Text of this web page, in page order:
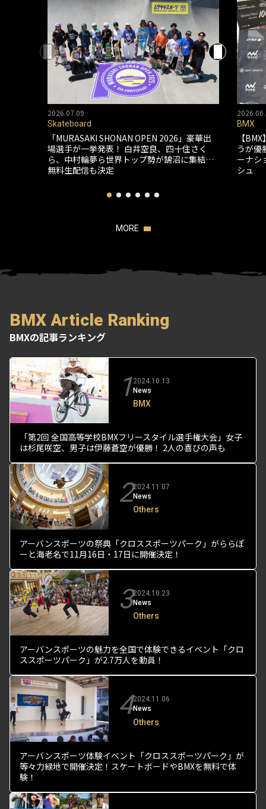
2026.07.09
Skateboard
「MURASAKI SHONAN OPEN 2026」豪華出
場選手が一挙発表！ 白井空良、四十住さく
ら、中村輪夢ら世界トップ勢が鵠沼に集結…
無料生配信も決定
BMX
【
うが優
ーナシ
シュ
MORE
BMX Article Ranking
BMXの記事ランキング
12024.10.13
News
BMX
「第2回 全国高等学校BMXフリースタイル選手権大会」女子
は杉尾咲空、男子は伊藤蒼空が優勝！ 2人の喜びの声も
22024.11.07
News
Others
アーバンスポーツの祭典「クロススポーツパーク」がららぽ
ーと海老名で11月16日・17日に開催決定！
32024.10.23
News
Others
アーバンスポーツの魅力を全国で体験できるイベント「クロ
ススポーツパーク」が2.7万人を動員！
42024.11.06
News
Others
アーバンスポーツ体験イベント「クロススポーツパーク」が
等々力緑地で開催決定！スケートボードやBMXを無料で体
験！